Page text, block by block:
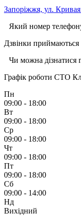
Запоріжжя, ул.
Який номер
Дзвінки
Чи можна
Графік роботи СТО
Пн
09:00 - 18:00
Вт
09:00 - 18:00
Ср
09:00 - 18:00
Чт
09:00 - 18:00
Пт
09:00 - 18:00
Сб
09:00 - 14:00
Нд
Вихідний